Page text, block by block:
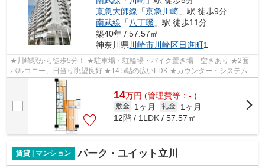
京急大師線 「京急川崎 」駅 徒歩9分
南武線 「 八丁畷 」駅 徒歩11分
築40年 / 57.57㎡
神奈川県 川崎市川崎区日進町1
★川崎駅から徒歩5分！ ★駐車場・駐輪場・バイク置き場 空きあり ★2面
バルコニー、日当り眺望良好 ★14.5帖の広いLDK ★カウンター・システムキ
ッチン ★オートロック ★宅配ボックス
14万円 (管理費等：- )
敷金 1ヶ月 礼金
1ヶ月
12階 / 1LDK / 57.57㎡
賃貸 | マンション パーク・ユイット立川